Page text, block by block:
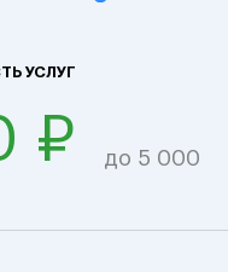
УСЛУГ
₽ до 5 000